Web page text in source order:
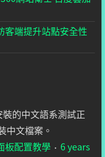
客端提升站點安全性
的中文語系測試正
中文檔案。
板配置教學 · 6 years